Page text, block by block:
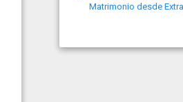
Matrimonio desde